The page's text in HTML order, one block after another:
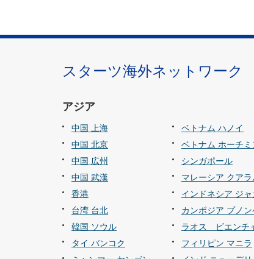
スターツ海外ネットワーク
アジア
中国 上海
中国 北京
中国 広州
中国 武漢
香港
台湾 台北
韓国 ソウル
タイ バンコク
ベトナム ハノイ
ベトナム ホーチミ
シンガポール
マレーシア クア
インドネシア ジャ
カンボジア プノン
ラオス ビエンチ
フィリピン マニラ